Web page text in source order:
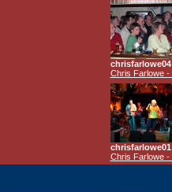
chrisfarlowe04
Chris Farlowe -
chrisfarlowe01
Chris Farlowe -